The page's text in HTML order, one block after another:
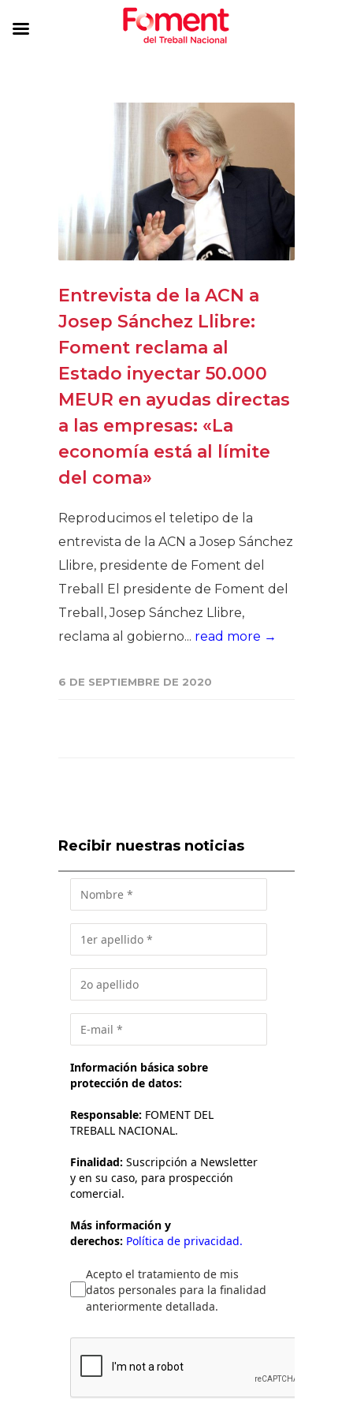
Entrevista de la ACN a
Josep Sánchez Llibre:
Foment reclama al
Estado inyectar 50.000
MEUR en ayudas directas
a las empresas: «La
economía está al límite
del coma»
Reproducimos el teletipo de la
entrevista de la ACN a Josep Sánchez
Llibre, presidente de Foment del
Treball El presidente de Foment del
Treball, Josep Sánchez Llibre,
reclama al gobierno... read more →
6 DE SEPTIEMBRE DE 2020
Recibir nuestras noticias
Información básica sobre
protección de datos:
Responsable: FOMENT DEL
TREBALL NACIONAL.
Finalidad: Suscripción a Newsletter
y en su caso, para prospección
comercial.
Más información y
derechos: Política de privacidad.
Acepto el tratamiento de mis
datos personales para la finalidad
anteriormente detallada.